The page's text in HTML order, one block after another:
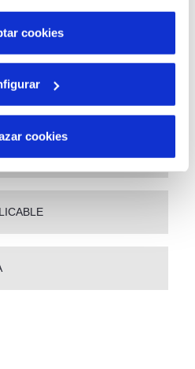
Puedes consultar
Política de Cookies
cookies
cookies
Y ESTADÍSTICA